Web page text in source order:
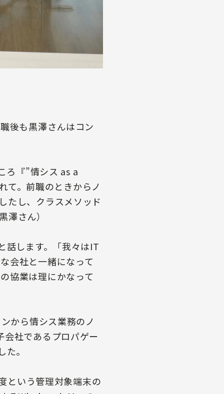
後も黒澤さんはコン
ろ『”情シス as a
て。前職のときからノ
たし、クラスメソッド
さん）
話します。「我々はIT
会社と一緒になって
協業は理にかなって
から情シス業務のノ
社であるプロパゲー
。
という管理対象端末の